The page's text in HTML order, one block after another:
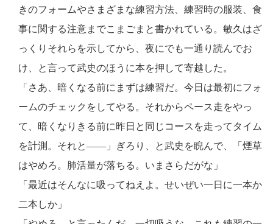
きのフォームやさまざまな練習方法、練習時の服装、食
事に関する注意までこまごまと書かれている。敏久はざ
っくりそれらを示してから、夜にでも一通り読んでお
け、と言って武史のほうに本を押して寄越した。
「さあ、暗くなる前にまずは練習だ。今日は最初にフォ
ームのチェックをしてやる。それからペース走をやっ
て、暗くなりきる前に昨日と同じコースを走ってタイム
を計測。それと――」ぎろり、と武史を睨んで、「煙草
はやめろ。肺活量が落ちる。いまさらだがな」
「最近はそんなに吸ってねえよ。せいぜい一日に一本か
二本しか」